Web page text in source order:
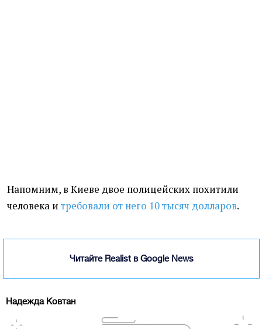
Напомним, в Киеве двое полицейских похитили
человека и требовали от него 10 тысяч долларов.
Читайте Realist в Google News
Надежда Ковтан